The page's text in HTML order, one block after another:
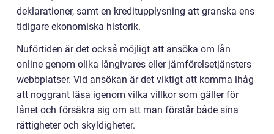
deklarationer, samt en kreditupplysning att granska ens
tidigare ekonomiska historik.
Nuförtiden är det också möjligt att ansöka om lån
online genom olika långivares eller jämförelsetjänsters
webbplatser. Vid ansökan är det viktigt att komma ihåg
att noggrant läsa igenom vilka villkor som gäller för
lånet och försäkra sig om att man förstår både sina
rättigheter och skyldigheter.